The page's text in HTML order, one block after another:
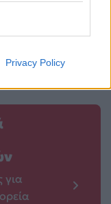
Privacy Policy
τους αφήσει…
για